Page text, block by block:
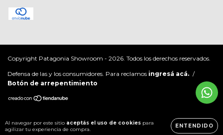
Al navegar por este sitio aceptás el uso de cookies para
agilizar tu experiencia de compra.
ENTENDIDO
Copyright Patagonia Showroom - 2026. Todos los derechos reservados.
Defensa de las y los consumidores. Para reclamos ingresá acá. /
Botón de arrepentimiento